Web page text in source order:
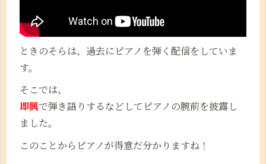
ときのそらは、過去にピアノを弾く配信をしていま
す。
そこでは、
即興で弾き語りするなどしてピアノの腕前を披露し
ました。
このことからピアノが得意だ分かりますね！